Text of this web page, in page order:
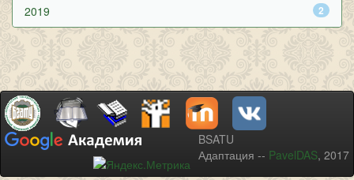
2
2019
BSATU
Адаптация -- PavelDAS, 2017